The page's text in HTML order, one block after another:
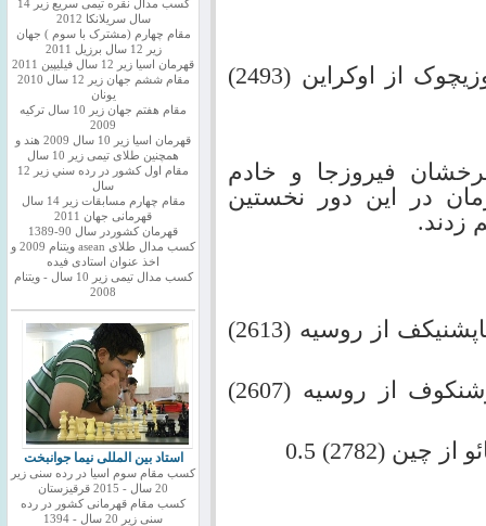
سارا خادم الشریعه( 2402) یک – موزیچوک از اوکراین (2493)
فیروزجا و خادم
در این دور نخستین
زدند.
احسان قائم مقامی( 2524) صفر - شاپشنیکف از روسیه (2613)
پرهام مقصودلو( 2463) یک – لجیوشنکوف از روسیه (2607)
کسب مدال نقره تیمی سریع زیر 14
سال سریلانکا 2012
مقام چهارم (مشترک با سوم ) جهان
زیر 12 سال برزیل 2011
قهرمان اسيا زير 12 سال فیلیپین 2011
مقام ششم جهان زیر 12 سال 2010
یونان
مقام هفتم جهان زیر 10 سال ترکیه
2009
قهرمان اسيا زیر 10 سال 2009 هند و
همچنین طلای تیمی زیر 10 سال
مقام اول كشور در رده سني زير 12
سال
مقام چهارم مسابقات زیر 14 سال
قهرمانی جهان 2011
قهرمان کشوردر سال 90-1389
کسب مدال طلای asean ویتنام 2009 و
اخذ عنوان استادی فیده
کسب مدال تیمی زیر 10 سال - ویتنام
2008
استاد بین المللی نیما جوانبخت
کسب مقام سوم اسیا در رده سنی زیر
20 سال - 2015 قرقیزستان
کسب مقام قهرمانی کشور در رده
سنی زیر 20 سال - 1394